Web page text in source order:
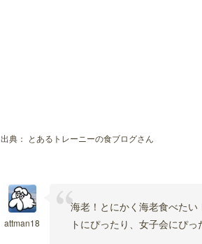
出典： とあるトレーニーの食ブログさん
attman18
海老！とにかく海老食べた
トにぴったり、女子会にぴ